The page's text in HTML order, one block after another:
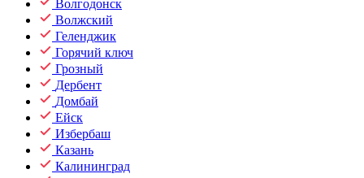
Волгодонск
Волжский
Геленджик
Горячий ключ
Грозный
Дербент
Домбай
Ейск
Избербаш
Казань
Калининград